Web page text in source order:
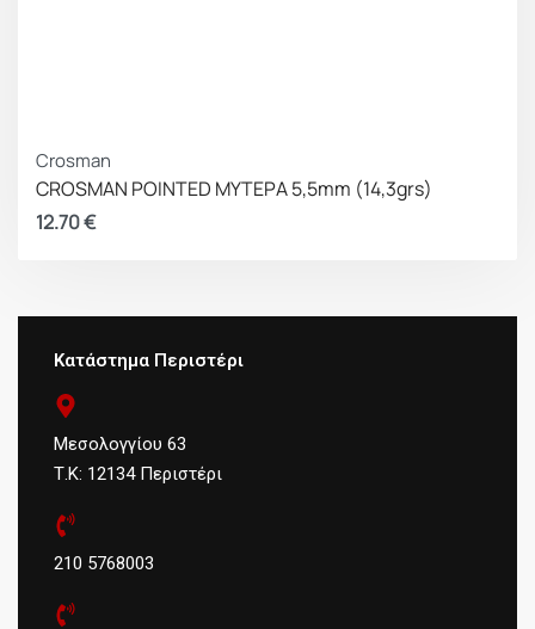
Crosman
CROSMAN POINTED ΜΥΤΕΡΑ 5,5mm (14,3grs)
12.70€
Κατάστημα Περιστέρι
Μεσολογγίου 63
Τ.Κ: 12134 Περιστέρι
210 5768003